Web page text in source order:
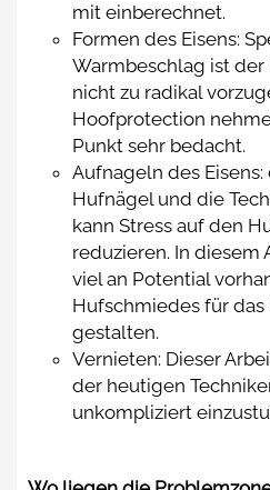
mit einberechnet.
Formen des Eisens:
Warmbeschlag ist
nicht zu radikal
Hoofprotection
Punkt sehr bedacht.
Aufnageln des
Hufnägel und die
kann Stress auf den
reduzieren. In diesem
viel an Potential
Hufschmiedes für
gestalten.
Vernieten: Dieser
der heutigen
unkompliziert